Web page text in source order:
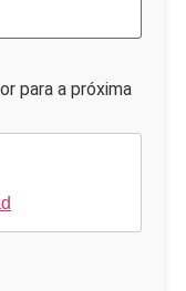
para a próxima